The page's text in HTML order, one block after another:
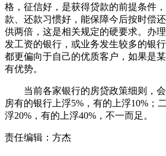
格，征信好，是获得贷款的前提条件
款、还款习惯好，能保障今后按时偿
供两倍，这是相关规定的硬要求。办
发工资的银行，或业务发生较多的银
都更偏向于自己的优质客户，如果是
有优势。
当前各家银行的房贷政策细则，会
房有的银行上浮5%，有的上浮10%；
浮20%，有的上浮40%，不一而足。
责任编辑：方杰